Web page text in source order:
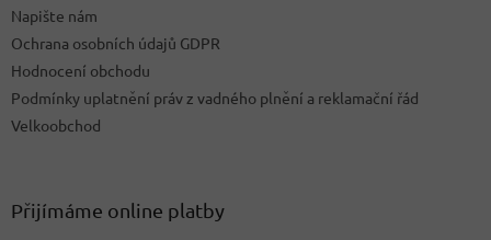
Napište nám
Ochrana osobních údajů GDPR
Hodnocení obchodu
Podmínky uplatnění práv z vadného plnění a reklamační řád
Velkoobchod
Přijímáme online platby